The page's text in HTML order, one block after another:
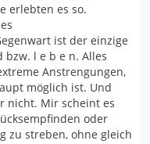
erlebten es so.
ist der einzige
l e b e n. Alles
Anstrengungen,
möglich ist. Und
nicht. Mir scheint es
oder
zu streben, ohne gleich